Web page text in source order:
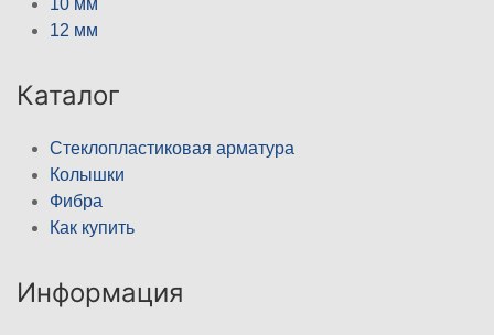
10 мм
12 мм
Каталог
Стеклопластиковая арматура
Колышки
Фибра
Как купить
Информация